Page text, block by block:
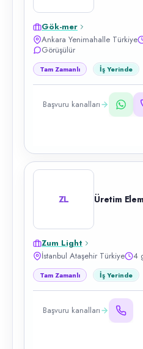
Gök-mer
Ankara Yenimahalle Türkiye
Görüşülür
Tam Zamanlı İş Yerinde
Başvuru kanalları
ZL Üretim
Zum Light
İstanbul Ataşehir Türkiye
4
Tam Zamanlı İş Yerinde
Başvuru kanalları